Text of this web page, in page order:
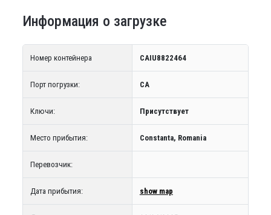
Информация о загрузке
Номер контейнера CAIU8822464
Порт погрузки: CA
Ключи: Присутствует
Место прибытия: Constanta, Romania
Перевозчик:
Дата прибытия: show map